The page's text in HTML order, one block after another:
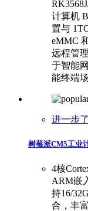
计算机
置与
eMMC
远程管
于智能
能终端场
进一步
树莓派CM5工业
4核
ARM嵌
持16/
合，丰